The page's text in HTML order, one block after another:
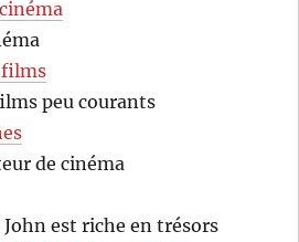
films
peu courants
de cinéma
est riche en trésors